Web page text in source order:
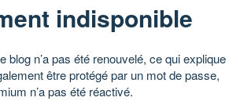
indisponible
blog n’a pas été renouvelé, ce qui explique
être protégé par un mot de passe,
n’a pas été réactivé.